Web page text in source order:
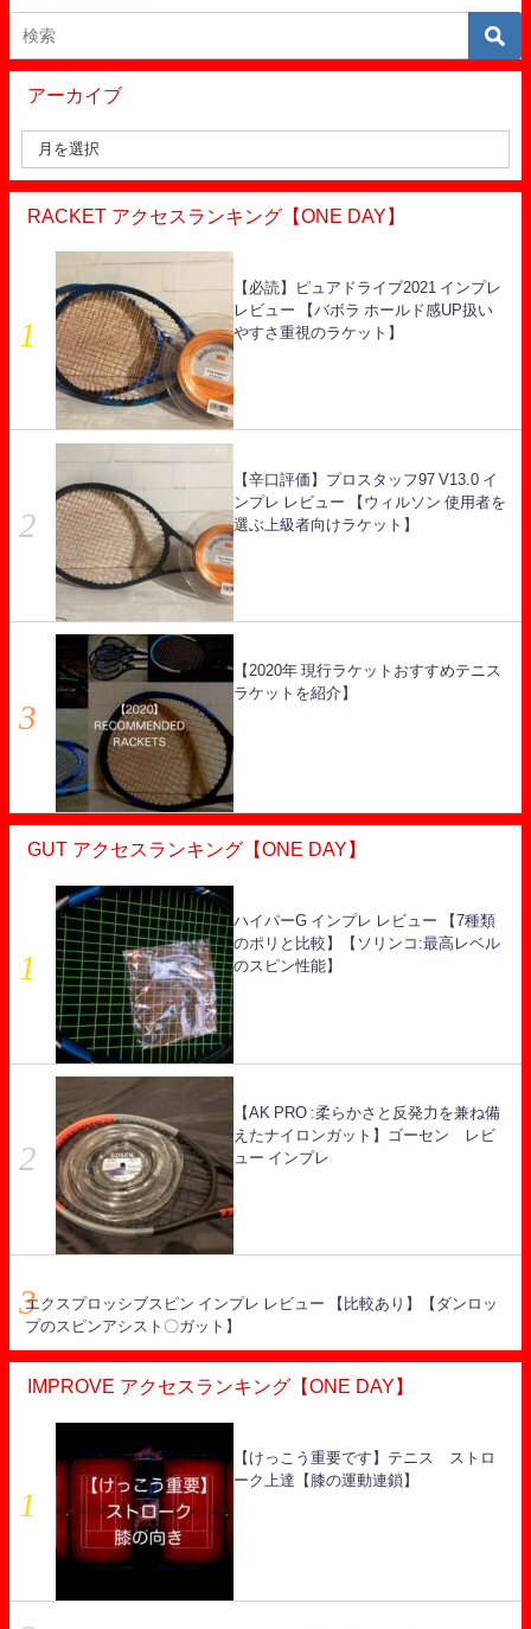
アーカイブ
RACKET アクセスランキング【ONE DAY】
【必読】ピュアドライブ2021 インプレ
レビュー 【バボラ ホールド感UP扱い
やすさ重視のラケット】
【辛口評価】プロスタッフ97 V13.0 イ
ンプレ レビュー 【ウィルソン 使用者を
選ぶ上級者向けラケット】
【2020年 現行ラケットおすすめテニス
ラケットを紹介】
GUT アクセスランキング【ONE DAY】
ハイパーG インプレ レビュー 【7種類
のポリと比較】【ソリンコ:最高レベル
のスピン性能】
【AK PRO :柔らかさと反発力を兼ね備
えたナイロンガット】ゴーセン レビ
ュー インプレ
エクスプロッシブスピン インプレ レビュー 【比較あり】【ダンロッ
プのスピンアシスト〇ガット】
IMPROVE アクセスランキング【ONE DAY】
【けっこう重要です】テニス ストロ
ーク上達【膝の運動連鎖】